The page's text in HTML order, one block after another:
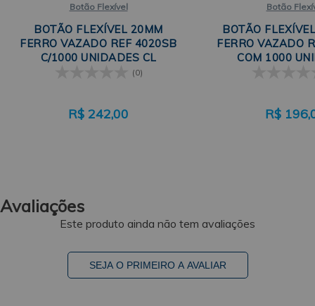
Botão Flexível
BOTÃO FLEXÍVEL 20MM
FERRO VAZADO REF 4020SB
C/1000 UNIDADES CL
(0)
R$ 242,00
Botão
BOTÃO
FERRO VAZADO
COM 1000
R$
Avaliações
Este produto ainda não tem avaliações
SEJA O PRIMEIRO A AVALIAR